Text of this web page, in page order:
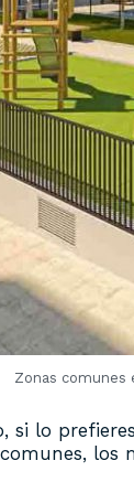
Zonas comunes
si lo